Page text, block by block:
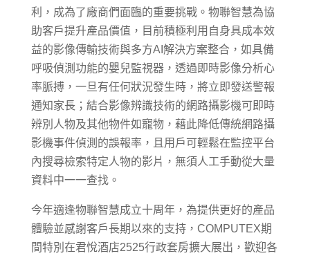
利，成為了廠商們面臨的重要挑戰。物聯智慧為協
助客戶提升產品價值，目前積極利用自身具成本效
益的影像傳輸技術與多方AI解決方案整合，如具備
呼吸偵測功能的嬰兒監視器，透過即時影像分析心
率脈搏，一旦有任何狀況發生時，將立即發送警報
通知家長；結合影像辨識技術的網路攝影機可即時
辨別人物及其他物件如寵物，藉此降低傳統網路攝
影機事件偵測的誤報率，且用戶可輕鬆在監控平台
內搜尋檢索特定人物的影片，無須人工手動從大量
資料中一一查找。
今年適逢物聯智慧成立十周年，為提供更好的產品
體驗並感謝客戶長期以來的支持，COMPUTEX期
間特別在君悅酒店2525行政套房擴大展出，歡迎各